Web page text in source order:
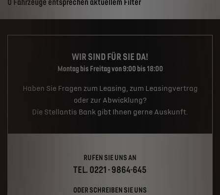
0 Fahrzeuge entsprechen aktuellem Filter
WIR SIND FÜR SIE DA!
Montag bis Freitag von 9:00 bis 18:00
Haben Sie Fragen zum Leasing, zum Leasingvertrag
oder zur Abwicklung?
Die Stellantis Bank gibt Ihnen gerne Auskunft.
RUFEN SIE UNS AN
TEL. 0221 - 9864-645
ODER SCHREIBEN SIE UNS